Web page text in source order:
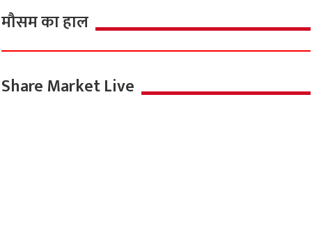
मौसम का हाल
Share Market Live